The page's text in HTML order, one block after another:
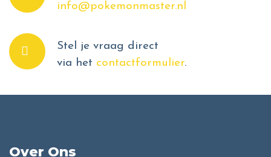
info@pokemonmaster.nl
Stel je vraag direct
via het contactformulier.
Over Ons